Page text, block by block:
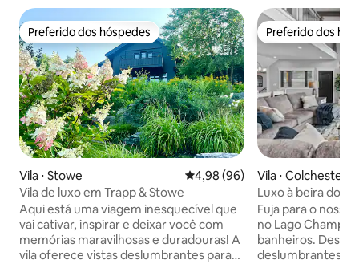
Preferido dos hóspedes
Preferido dos hóspedes
Vila ⋅ Stowe 4,98 de uma avaliação média
4,98 (96)
Vila de luxo em Trapp & Stowe
Aqui está uma viagem inesquecível que
vai cativar, inspirar e deixar você com
memórias maravilhosas e duradouras! A
vila oferece vistas deslumbrantes para
Preferido dos
Preferido dos
Vila ⋅ Colchester
Luxo à beira do
Fuja para o nosso
no Lago
banheiros.
deslumbrantes e